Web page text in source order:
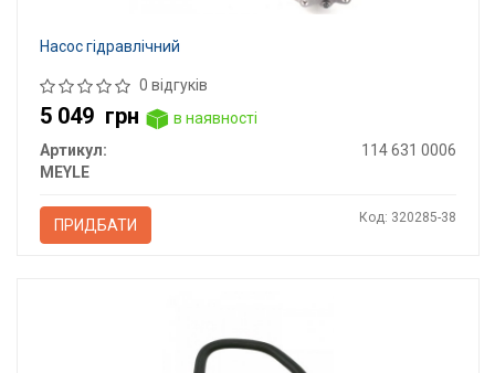
Насос гідравлічний
0 відгуків
5 049 грн
в наявності
Артикул:
114 631 0006
MEYLE
ПРИДБАТИ Код: 320285-38